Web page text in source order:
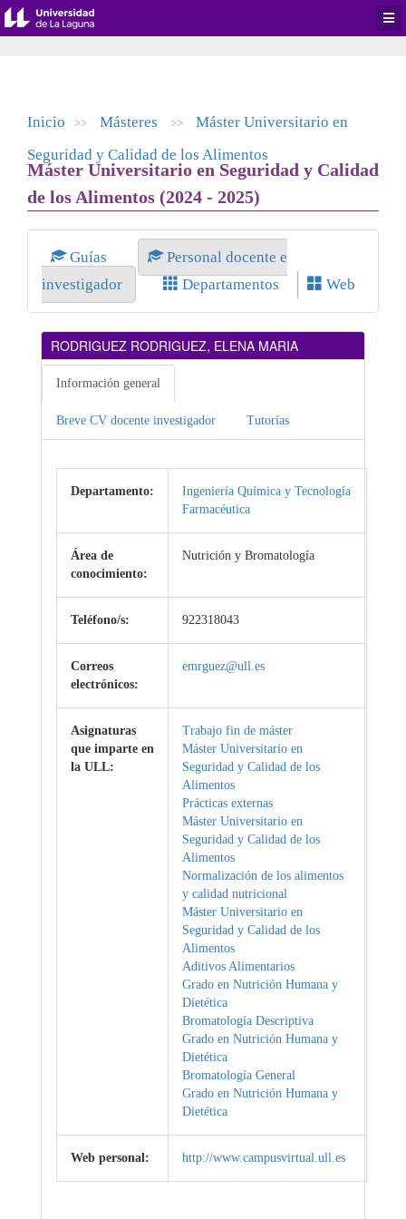
Inicio >> Másteres >>
Máster Universitario en
Seguridad y Calidad de los Alimentos
Máster Universitario en Seguridad y Calidad
de los Alimentos (2024 - 2025)
Guías
Personal docente e
investigador
Departamentos Web
RODRIGUEZ RODRIGUEZ, ELENA MARIA
Información general
Breve CV docente investigador Tutorías
Departamento:
Ingeniería Química y Tecnología
Farmacéutica
Área de
conocimiento:
Nutrición y Bromatología
Teléfono/s: 922318043
Correos
electrónicos:
emrguez@ull.es
Asignaturas
que imparte en
la ULL:
Trabajo fin de máster
Máster Universitario en
Seguridad y Calidad de los
Alimentos
Prácticas externas
Máster Universitario en
Seguridad y Calidad de los
Alimentos
Normalización de los alimentos
y calidad nutricional
Máster Universitario en
Seguridad y Calidad de los
Alimentos
Aditivos Alimentarios
Grado en Nutrición Humana y
Dietética
Bromatología Descriptiva
Grado en Nutrición Humana y
Dietética
Bromatología General
Grado en Nutrición Humana y
Dietética
Web personal: http://www.campusvirtual.ull.es